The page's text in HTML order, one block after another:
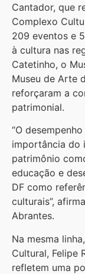
Cantador, que
Complexo
209 eventos e
à cultura nas
Catetinho, o
Museu de Arte
reforçaram a
patrimonial.
“O
importância do
patrimônio
educação e
DF como
culturais”,
Abrantes.
Na mesma
Cultural, Felipe
refletem uma